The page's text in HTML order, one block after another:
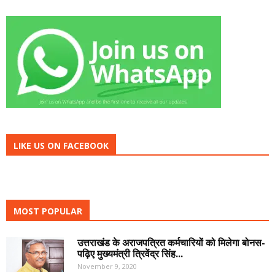
LIKE US ON FACEBOOK
MOST POPULAR
उत्तराखंड के अराजपत्रित कर्मचारियों को मिलेगा बोनस-
पढ़िए मुख्यमंत्री त्रिवेंद्र सिंह...
November 9, 2020